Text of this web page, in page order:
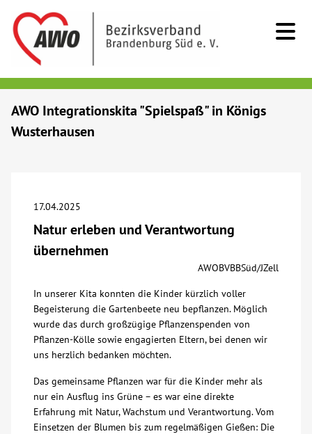
Senioren
Begegnung
Bildung
Über uns
Veranstaltungen
Spenden
AWO Integrationskita "Spielspaß" in Königs
Wusterhausen
17.04.2025
Natur erleben und Verantwortung
übernehmen
AWOBVBBSüd/JZell
In unserer Kita konnten die Kinder kürzlich voller
Begeisterung die Gartenbeete neu bepflanzen. Möglich
wurde das durch großzügige Pflanzenspenden von
Pflanzen-Kölle sowie engagierten Eltern, bei denen wir
uns herzlich bedanken möchten.
Das gemeinsame Pflanzen war für die Kinder mehr als
nur ein Ausflug ins Grüne – es war eine direkte
Erfahrung mit Natur, Wachstum und Verantwortung. Vom
Einsetzen der Blumen bis zum regelmäßigen Gießen: Die